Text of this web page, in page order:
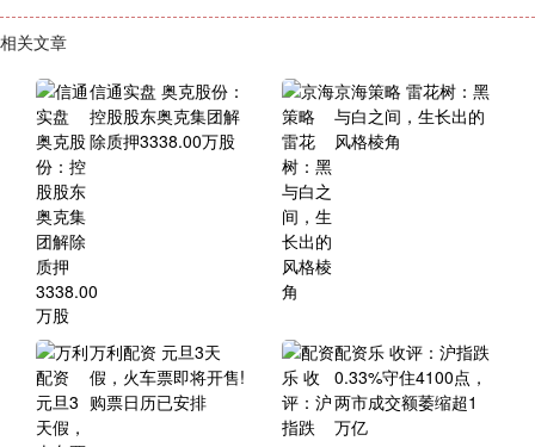
相关文章
信通实盘 奥克股份：
控股股东奥克集团解
除质押3338.00万股
京海策略 雷花树：黑
与白之间，生长出的
风格棱角
万利配资 元旦3天
假，火车票即将开售!
购票日历已安排
配资乐 收评：沪指跌
0.33%守住4100点，
两市成交额萎缩超1
万亿